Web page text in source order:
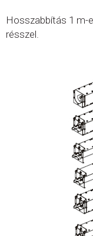
Hosszabbítás 1
résszel.